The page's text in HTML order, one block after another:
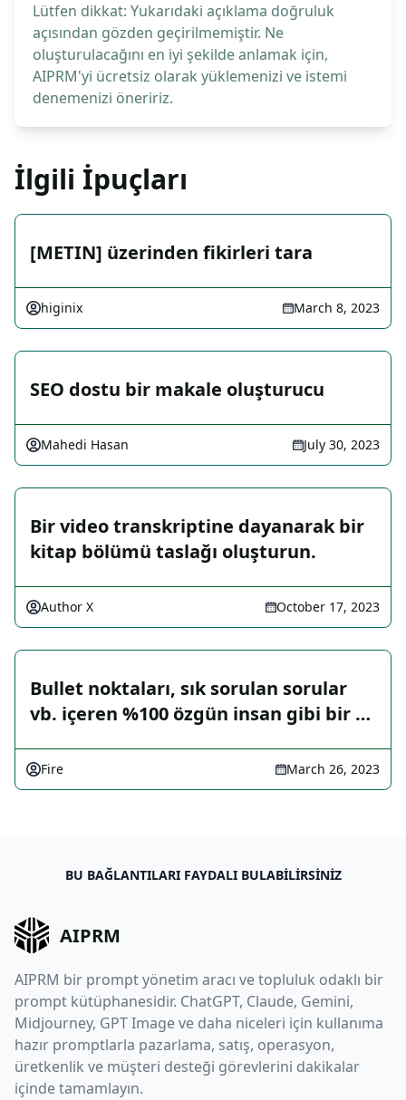
Lütfen dikkat: Yukarıdaki açıklama doğruluk
açısından gözden geçirilmemiştir. Ne
oluşturulacağını en iyi şekilde anlamak için,
AIPRM'yi ücretsiz olarak yüklemenizi ve istemi
denemenizi öneririz.
İlgili İpuçları
[METIN] üzerinden fikirleri tara
higinix March 8, 2023
SEO dostu bir makale oluşturucu
Mahedi Hasan July 30, 2023
Bir video transkriptine dayanarak bir
kitap bölümü taslağı oluşturun.
Author X October 17, 2023
Bullet noktaları, sık sorulan sorular
vb. içeren %100 özgün insan gibi bir …
Fire March 26, 2023
BU BAĞLANTILARI FAYDALI BULABILIRSINIZ
AIPRM
AIPRM bir prompt yönetim aracı ve topluluk odaklı bir
prompt kütüphanesidir. ChatGPT, Claude, Gemini,
Midjourney, GPT Image ve daha niceleri için kullanıma
hazır promptlarla pazarlama, satış, operasyon,
üretkenlik ve müşteri desteği görevlerini dakikalar
içinde tamamlayın.